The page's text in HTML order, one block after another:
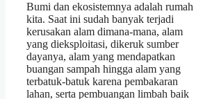
Bumi dan ekosistemnya adalah rumah
kita. Saat ini sudah banyak terjadi
kerusakan alam dimana-mana, alam
yang dieksploitasi, dikeruk sumber
dayanya, alam yang mendapatkan
buangan sampah hingga alam yang
terbatuk-batuk karena pembakaran
lahan, serta pembuangan limbah baik